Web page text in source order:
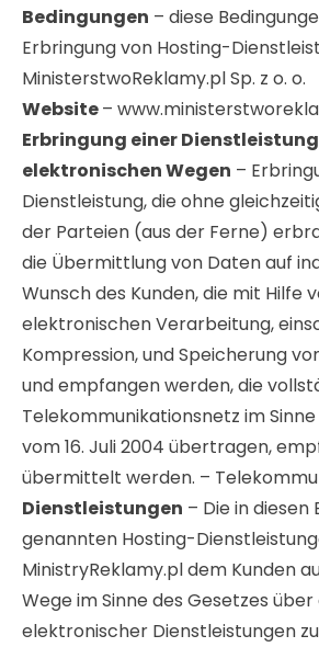
Bedingungen – diese
Erbringung von Hosting-
MinisterstwoReklamy.pl Sp. z o. o.
Website–
Erbringung einer
elektronischen Wegen –
Dienstleistung, die ohne
der Parteien (aus der Ferne)
die Übermittlung von Daten auf
Wunsch des Kunden, die mit Hilfe
elektronischen Verarbeitung,
Kompression, und Speicherung
und empfangen werden, die
Telekommunikationsnetz im
vom 16. Juli 2004 übertragen,
übermittelt werden. –
Dienstleistungen – Die in diesen
genannten Hosting-
MinistryReklamy.pl dem Kunden
Wege im Sinne des Gesetzes
elektronischer Dienstleistungen